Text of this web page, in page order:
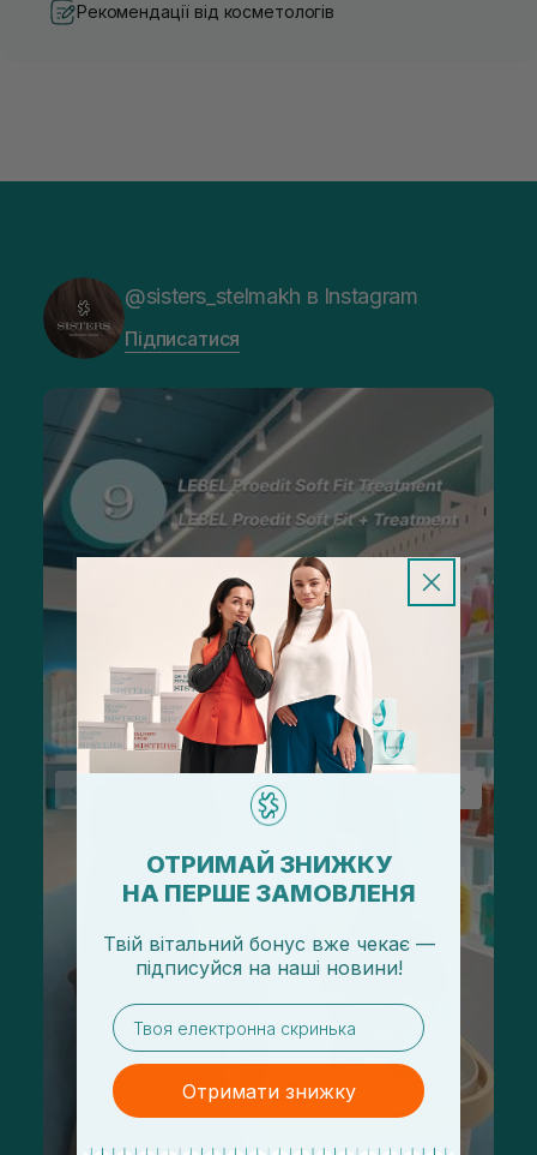
Рекомендації від косметологів
@sisters_stelmakh в Instagram
Підписатися
ОТРИМАЙ ЗНИЖКУ
НА ПЕРШЕ ЗАМОВЛЕНЯ
Твій вітальний бонус вже чекає —
підписуйся на наші новини!
email
Отримати знижку